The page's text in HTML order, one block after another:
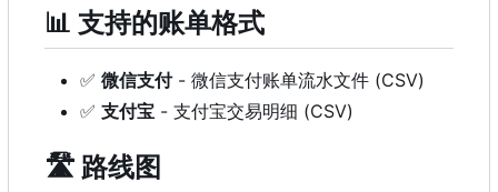
📊 支持的账单格式
✅ 微信支付- 微信支付账单流水文件 (CSV)
✅ 支付宝 - 支付宝交易明细 (CSV)
🛣️ 路线图